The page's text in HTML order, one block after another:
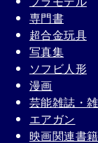
専門書
超合金玩具
写真集
ソフビ人形
漫画
芸能雑誌・
エアガン
映画関連書籍